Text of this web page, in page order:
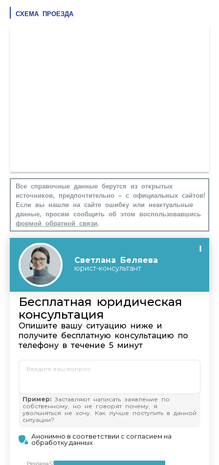
СХЕМА ПРОЕЗДА
Все справочные данные берутся из открытых
источников, предпочтительно – с официальных сайтов!
Если вы нашли на сайте ошибку или неактуальные
данные, просим сообщить об этом воспользовавшись
формой обратной связи.